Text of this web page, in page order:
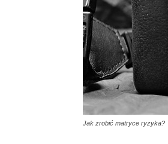
Jak zrobić matryce ryzyka?